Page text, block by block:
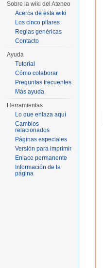
Sobre la wiki del Ateneo
Acerca de esta wiki
Los cinco pilares
Reglas genéricas
Contacto
Ayuda
Tutorial
Cómo colaborar
Preguntas frecuentes
Más ayuda
Herramientas
Lo que enlaza aquí
Cambios
relacionados
Páginas especiales
Versión para imprimir
Enlace permanente
Información de la
página